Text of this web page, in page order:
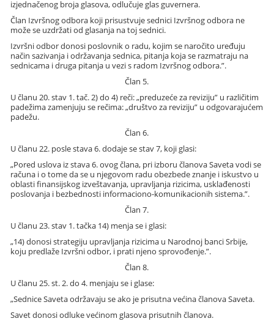
izjednačenog broja glasova, odlučuje glas guvernera.
Član Izvršnog odbora koji prisustvuje sednici Izvršnog odbora ne
može se uzdržati od glasanja na toj sednici.
Izvršni odbor donosi poslovnik o radu, kojim se naročito uređuju
način sazivanja i održavanja sednica, pitanja koja se razmatraju na
sednicama i druga pitanja u vezi s radom Izvršnog odbora.”.
Član 5.
U članu 20. stav 1. tač. 2) do 4) reči: „preduzeće za reviziju” u različitim
padežima zamenjuju se rečima: „društvo za reviziju” u odgovarajućem
padežu.
Član 6.
U članu 22. posle stava 6. dodaje se stav 7, koji glasi:
„Pored uslova iz stava 6. ovog člana, pri izboru članova Saveta vodi se
računa i o tome da se u njegovom radu obezbede znanje i iskustvo u
oblasti finansijskog izveštavanja, upravljanja rizicima, usklađenosti
poslovanja i bezbednosti informaciono-komunikacionih sistema.”.
Član 7.
U članu 23. stav 1. tačka 14) menja se i glasi:
„14) donosi strategiju upravljanja rizicima u Narodnoj banci Srbije,
koju predlaže Izvršni odbor, i prati njeno sprovođenje.”.
Član 8.
U članu 25. st. 2. do 4. menjaju se i glase:
„Sednice Saveta održavaju se ako je prisutna većina članova Saveta.
Savet donosi odluke većinom glasova prisutnih članova.